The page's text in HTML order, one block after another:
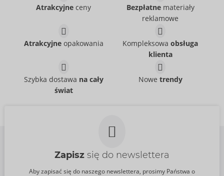
Atrakcyjne ceny Bezpłatnemateriały
reklamowe
Atrakcyjneopakowania Kompleksowaobsługa
klienta
Szybka dostawa na cały
świat
Nowe trendy
Zapisz się do newslettera
Aby zapisać się do naszego newslettera, prosimy Państwa o